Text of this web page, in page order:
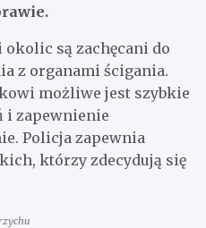
okolic są zachęcani do
z organami ścigania.
możliwe jest szybkie
i zapewnienie
Policja zapewnia
którzy zdecydują się